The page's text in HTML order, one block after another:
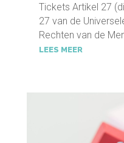
Tickets Artikel 27
27 van de
Rechten van de
LEES MEER